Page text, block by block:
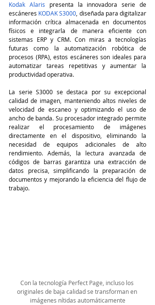
Kodak Alaris presenta la innovadora serie de
escáneres KODAK S3000, diseñada para digitalizar
información crítica almacenada en documentos
físicos e integrarla de manera eficiente con
sistemas ERP y CRM. Con miras a tecnologías
futuras como la automatización robótica de
procesos (RPA), estos escáneres son ideales para
automatizar tareas repetitivas y aumentar la
productividad operativa.
La serie S3000 se destaca por su excepcional
calidad de imagen, manteniendo altos niveles de
velocidad de escaneo y optimizando el uso de
ancho de banda. Su procesador integrado permite
realizar el procesamiento de imágenes
directamente en el dispositivo, eliminando la
necesidad de equipos adicionales de alto
rendimiento. Además, la lectura avanzada de
códigos de barras garantiza una extracción de
datos precisa, simplificando la preparación de
documentos y mejorando la eficiencia del flujo de
trabajo.
Con la tecnología Perfect Page, incluso los
originales de baja calidad se transforman en
imágenes nítidas automáticamente